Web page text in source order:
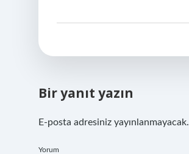
Bir yanıt yazın
E-posta adresiniz yayınlanmayacak.
Yorum